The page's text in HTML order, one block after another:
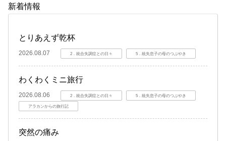
新着情報
とりあえず乾杯
2026.08.07 2．統合失調症との日々 5．統失息子の母のつぶやき
わくわくミニ旅行
2026.08.06 2．統合失調症との日々 5．統失息子の母のつぶやき
アラカンからの旅行記
突然の痛み